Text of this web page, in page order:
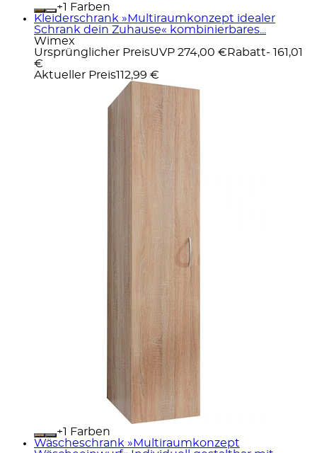
+
Farben
Kleiderschrank »Multiraumkonzept idealer
Schrank dein Zuhause« kombinierbares...
Wimex
Ursprünglicher PreisUVP 274,00 € Rabatt- 161,01
€
Aktueller Preis112,99 €
+
Farben
Wäscheschrank »Multiraumkonzept